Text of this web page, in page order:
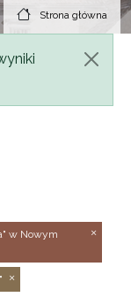
Strona główna
w Nowym